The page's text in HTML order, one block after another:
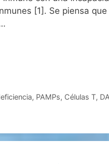
[1]. Se piensa
, PAMPs, Células T,